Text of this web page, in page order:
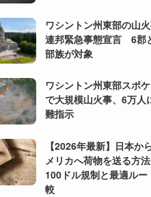
ワシントン州東部の山
連邦緊急事態宣言 6郡
部族が対象
ワシントン州東部スポ
で大規模山火事、6万人
難指示
【2026年最新】日本か
メリカへ荷物を送る方法
100ドル規制と最適ルー
較